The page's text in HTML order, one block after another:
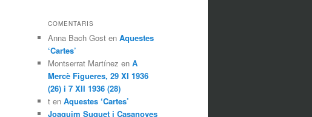
COMENTARIS
Anna Bach Gost en Aquestes
‘Cartes’
Montserrat Martínez en A
Mercè Figueres, 29 XI 1936
(26) i 7 XII 1936 (28)
t en Aquestes ‘Cartes’
Joaquim Suquet i Casanoves